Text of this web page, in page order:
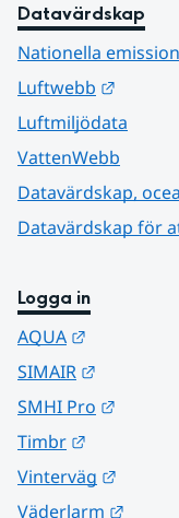
Datavärdskap
Nationella
Luftwebb
Luftmiljödata
VattenWebb
Datavärdskap,
Datavärdskap för
Logga in
AQUA
SIMAIR
SMHI Pro
Timbr
Vinterväg
Väderlarm